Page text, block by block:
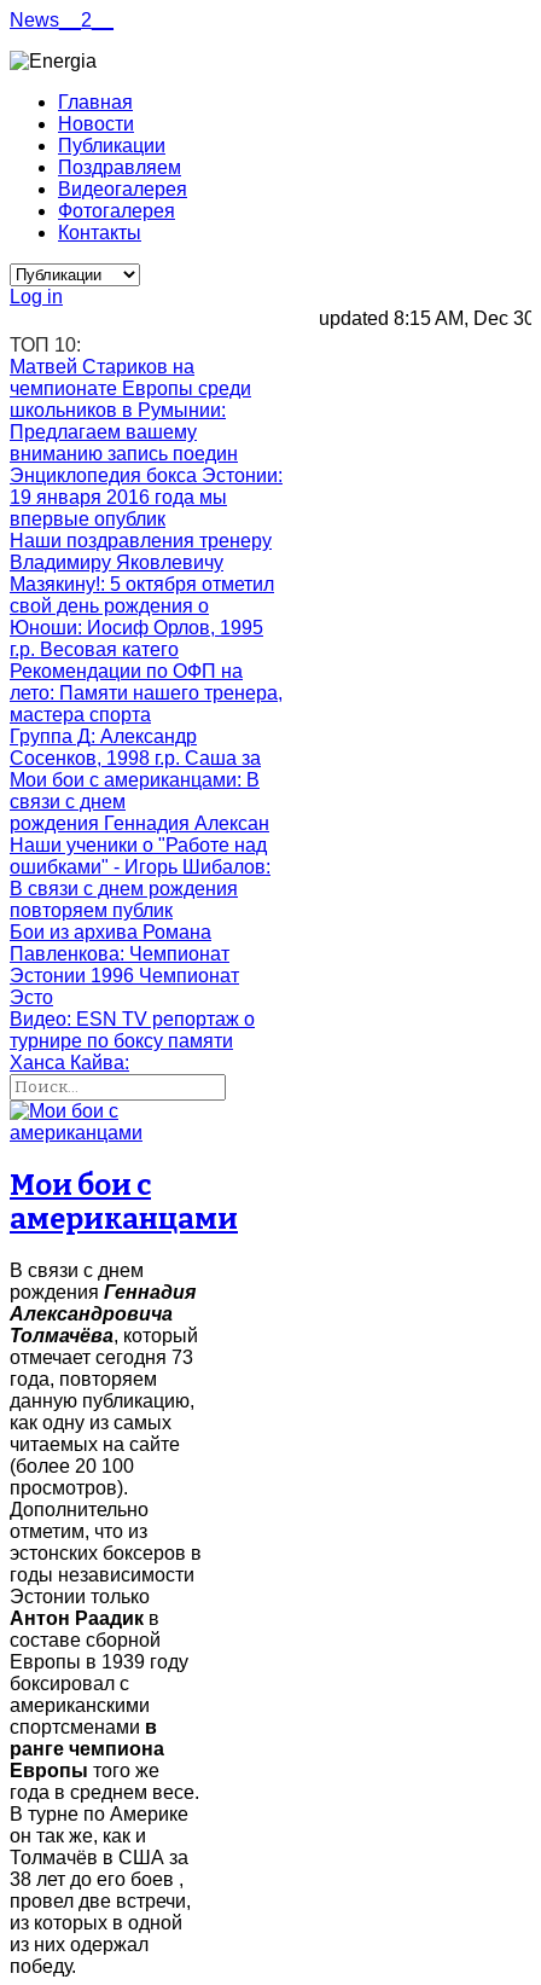
News__2__
Главная
Новости
Публикации
Поздравляем
Видеогалерея
Фотогалерея
Контакты
Log in
updated 8:15 AM, Dec 30,
ТОП 10:
Матвей Стариков на
чемпионате Европы среди
школьников в Румынии:
Предлагаем вашему
вниманию запись поедин
Энциклопедия бокса Эстонии:
19 января 2016 года мы
впервые опублик
Наши поздравления тренеру
Владимиру Яковлевичу
Мазякину!: 5 октября отметил
свой день рождения о
Юноши: Иосиф Орлов, 1995
г.р. Весовая катего
Рекомендации по ОФП на
лето: Памяти нашего тренера,
мастера спорта
Группа Д: Александр
Сосенков, 1998 г.р. Саша за
Мои бои с американцами: В
связи с днем
рождения Геннадия Алексан
Наши ученики о "Работе над
ошибками" - Игорь Шибалов:
В связи с днем рождения
повторяем публик
Бои из архива Романа
Павленкова: Чемпионат
Эстонии 1996 Чемпионат
Эсто
Видео: ESN TV репортаж о
турнире по боксу памяти
Ханса Кайва:
Мои бои с
американцами
В связи с днем
рождения Геннадия
Александровича
Толмачёва, который
отмечает сегодня 73
года, повторяем
данную публикацию,
как одну из самых
читаемых на сайте
(более 20 100
просмотров).
Дополнительно
отметим, что из
эстонских боксеров в
годы независимости
Эстонии только
Антон Раадик в
составе сборной
Европы в 1939 году
боксировал с
американскими
спортсменами в
ранге чемпиона
Европы того же
года в среднем весе.
В турне по Америке
он так же, как и
Толмачёв в США за
38 лет до его боев ,
провел две встречи,
из которых в одной
из них одержал
победу.